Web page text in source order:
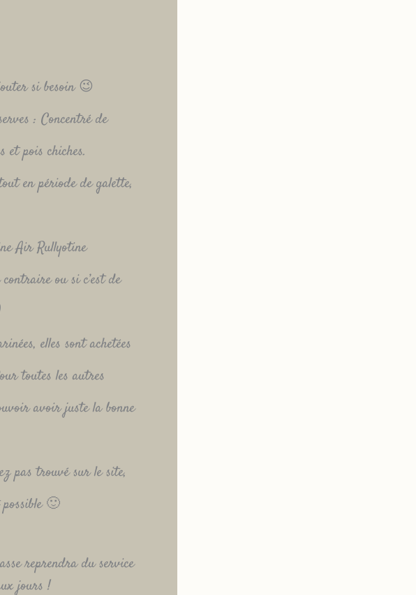
si besoin 😉
: Concentré de
et pois chiches.
en période de galette,
Air Rullyotine
ou si c’est de
elles sont achetées
toutes les autres
avoir juste la bonne
pas trouvé sur le site,
🙂
reprendra du service
jours !